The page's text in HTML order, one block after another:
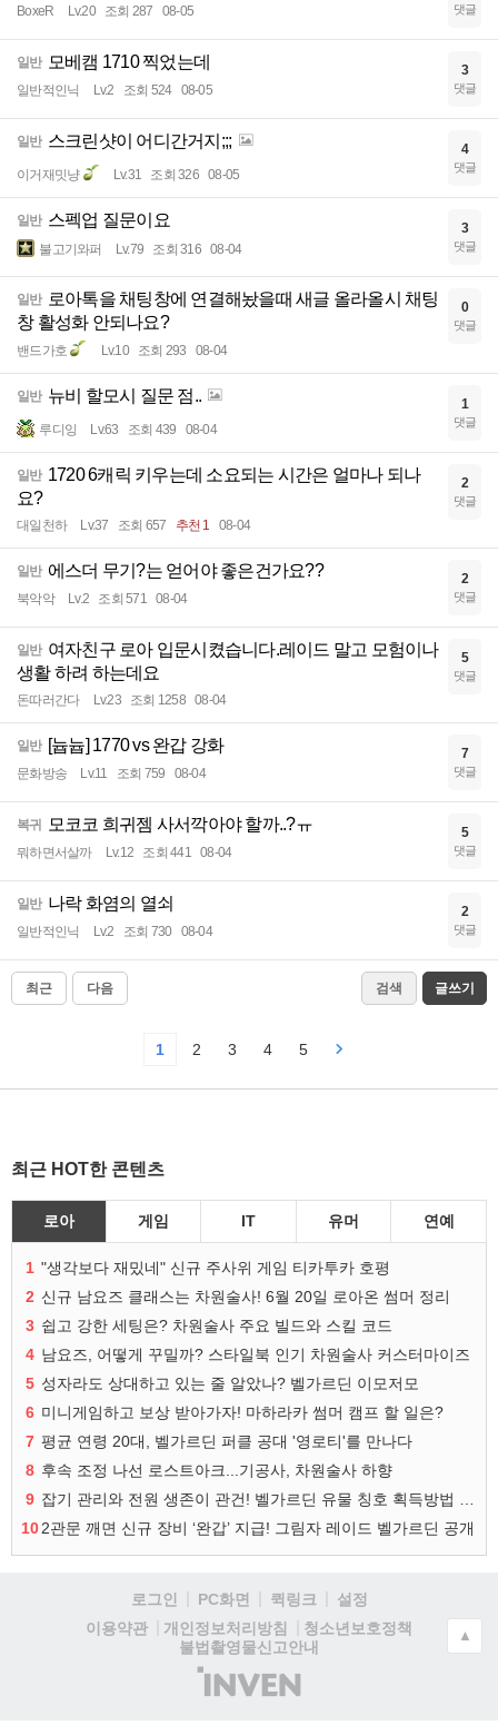
BoxeR Lv.20 조회 287 08-05 댓글
일반 모베캠 1710 찍었는데
일반적인닉 Lv.2 조회 524 08-05
3
댓글
일반 스크린샷이 어디간거지;;;
이거재밋냥 Lv.31 조회 326 08-05
4
댓글
일반 스펙업 질문이요
불고기와퍼 Lv.79 조회 316 08-04
3
댓글
일반 로아톡을 채팅창에 연결해놨을때 새글 올라올시 채팅
창 활성화 안되나요?
밴드가호 Lv.10 조회 293 08-04
0
댓글
일반 뉴비 할모시 질문 점..
루디잉 Lv.63 조회 439 08-04
1
댓글
일반 1720 6캐릭 키우는데 소요되는 시간은 얼마나 되나
요?
대일천하 Lv.37 조회 657 추천 1 08-04
2
댓글
일반 에스더 무기?는 얻어야 좋은건가요??
북악악 Lv.2 조회 571 08-04
2
댓글
일반 여자친구 로아 입문시켰습니다.레이드 말고 모험이나
생활 하려 하는데요
돈따러간다 Lv.23 조회 1258 08-04
5
댓글
일반 [늅늅] 1770 vs 완갑 강화
문화방송 Lv.11 조회 759 08-04
7
댓글
복귀 모코코 희귀젬 사서깍아야 할까..?ㅠ
뭐하면서살까 Lv.12 조회 441 08-04
5
댓글
일반 나락 화염의 열쇠
일반적인닉 Lv.2 조회 730 08-04
2
댓글
최근 다음 검색 글쓰기
1 2 3 4 5
최근 HOT한 콘텐츠
로아 게임 IT 유머 연예
1 "생각보다 재밌네" 신규 주사위 게임 티카투카 호평
2 신규 남요즈 클래스는 차원술사! 6월 20일 로아온 썸머 정리
3 쉽고 강한 세팅은? 차원술사 주요 빌드와 스킬 코드
4 남요즈, 어떻게 꾸밀까? 스타일북 인기 차원술사 커스터마이즈
5 성자라도 상대하고 있는 줄 알았나? 벨가르딘 이모저모
6 미니게임하고 보상 받아가자! 마하라카 썸머 캠프 할 일은?
7 평균 연령 20대, 벨가르딘 퍼클 공대 '영로티'를 만나다
8 후속 조정 나선 로스트아크...기공사, 차원술사 하향
9
102관문 깨면 신규 장비 ‘완갑’ 지급! 그림자 레이드 벨가르딘 공개
로그인 PC화면 퀵링크
설정
이용약관
개인정보처리방침
청소년보호정책
불법촬영물신고안내
(주)
인
▲